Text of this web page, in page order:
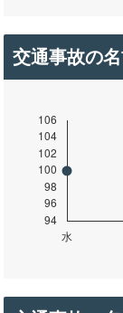
交通事故の